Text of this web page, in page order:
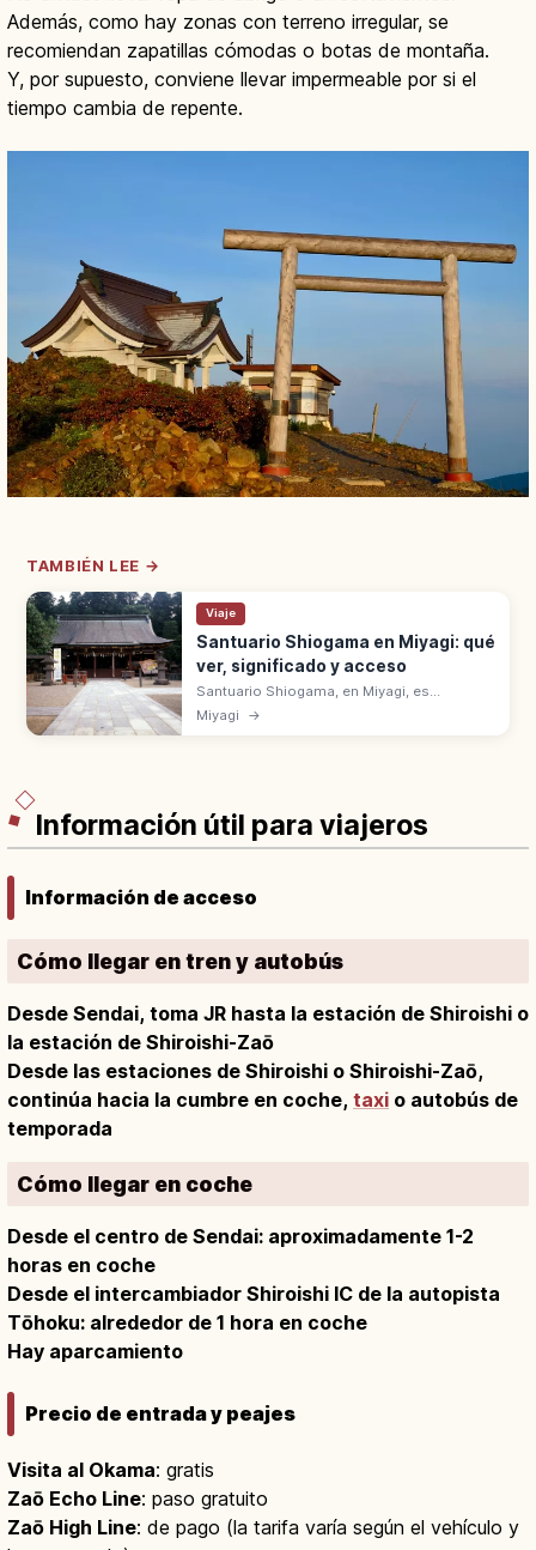
Además, como hay zonas con terreno irregular, se
recomiendan zapatillas cómodas o botas de montaña.
Y, por supuesto, conviene llevar impermeable por si el
tiempo cambia de repente.
TAMBIÉN LEE →
Viaje
Santuario Shiogama en Miyagi: qué
ver, significado y acceso
Santuario Shiogama, en Miyagi, es
Ichinomiya de la antigua provincia de Mutsu.
Se alza en el monte Ichimori, a 30 min en JR
Miyagi →
Información útil para viajeros
Información de acceso
Cómo llegar en tren y autobús
Desde Sendai, toma JR hasta la estación de Shiroishi o
la estación de Shiroishi-Zaō
Desde las estaciones de Shiroishi o Shiroishi-Zaō,
continúa hacia la cumbre en coche, taxi o autobús de
temporada
Cómo llegar en coche
Desde el centro de Sendai: aproximadamente 1-2
horas en coche
Desde el intercambiador Shiroishi IC de la autopista
Tōhoku: alrededor de 1 hora en coche
Hay aparcamiento
Precio de entrada y peajes
Visita al Okama: gratis
Zaō Echo Line: paso gratuito
Zaō High Line: de pago (la tarifa varía según el vehículo y